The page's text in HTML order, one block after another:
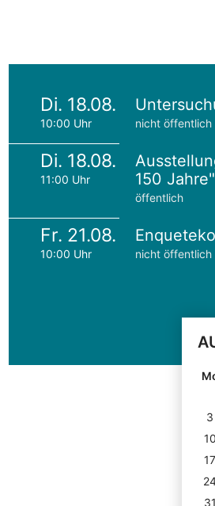
Di. 18.08.
10:00 Uhr nicht öffentlich
Di. 18.08.
11:00 Uhr
150 Jahre"
öffentlich
Fr. 21.08.
10:00 Uhr nicht öffentlich
3
10
17
31